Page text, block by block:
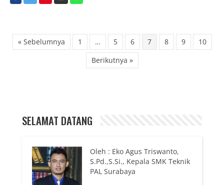
« Sebelumnya 1 … 5 6 7 8 9
10
Berikutnya »
SELAMAT DATANG
Oleh : Eko Agus Triswanto,
S.Pd.,S.Si., Kepala SMK Teknik
PAL Surabaya